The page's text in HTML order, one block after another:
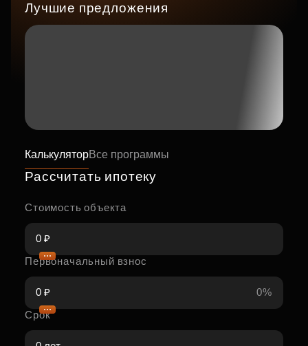
Лучшие предложения
КалькуляторВсе программы
Рассчитать ипотеку
Стоимость объекта
Первоначальный взнос
0%
Срок